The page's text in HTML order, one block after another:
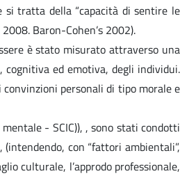
si tratta della “capacità di sentire le
Baron-Cohen’s 2002).
è stato misurato attraverso una
ed emotiva, degli individui.
convinzioni personali di tipo morale e
- SCIC)), , sono stati condotti
con “fattori ambientali”,
culturale, l’approdo professionale,